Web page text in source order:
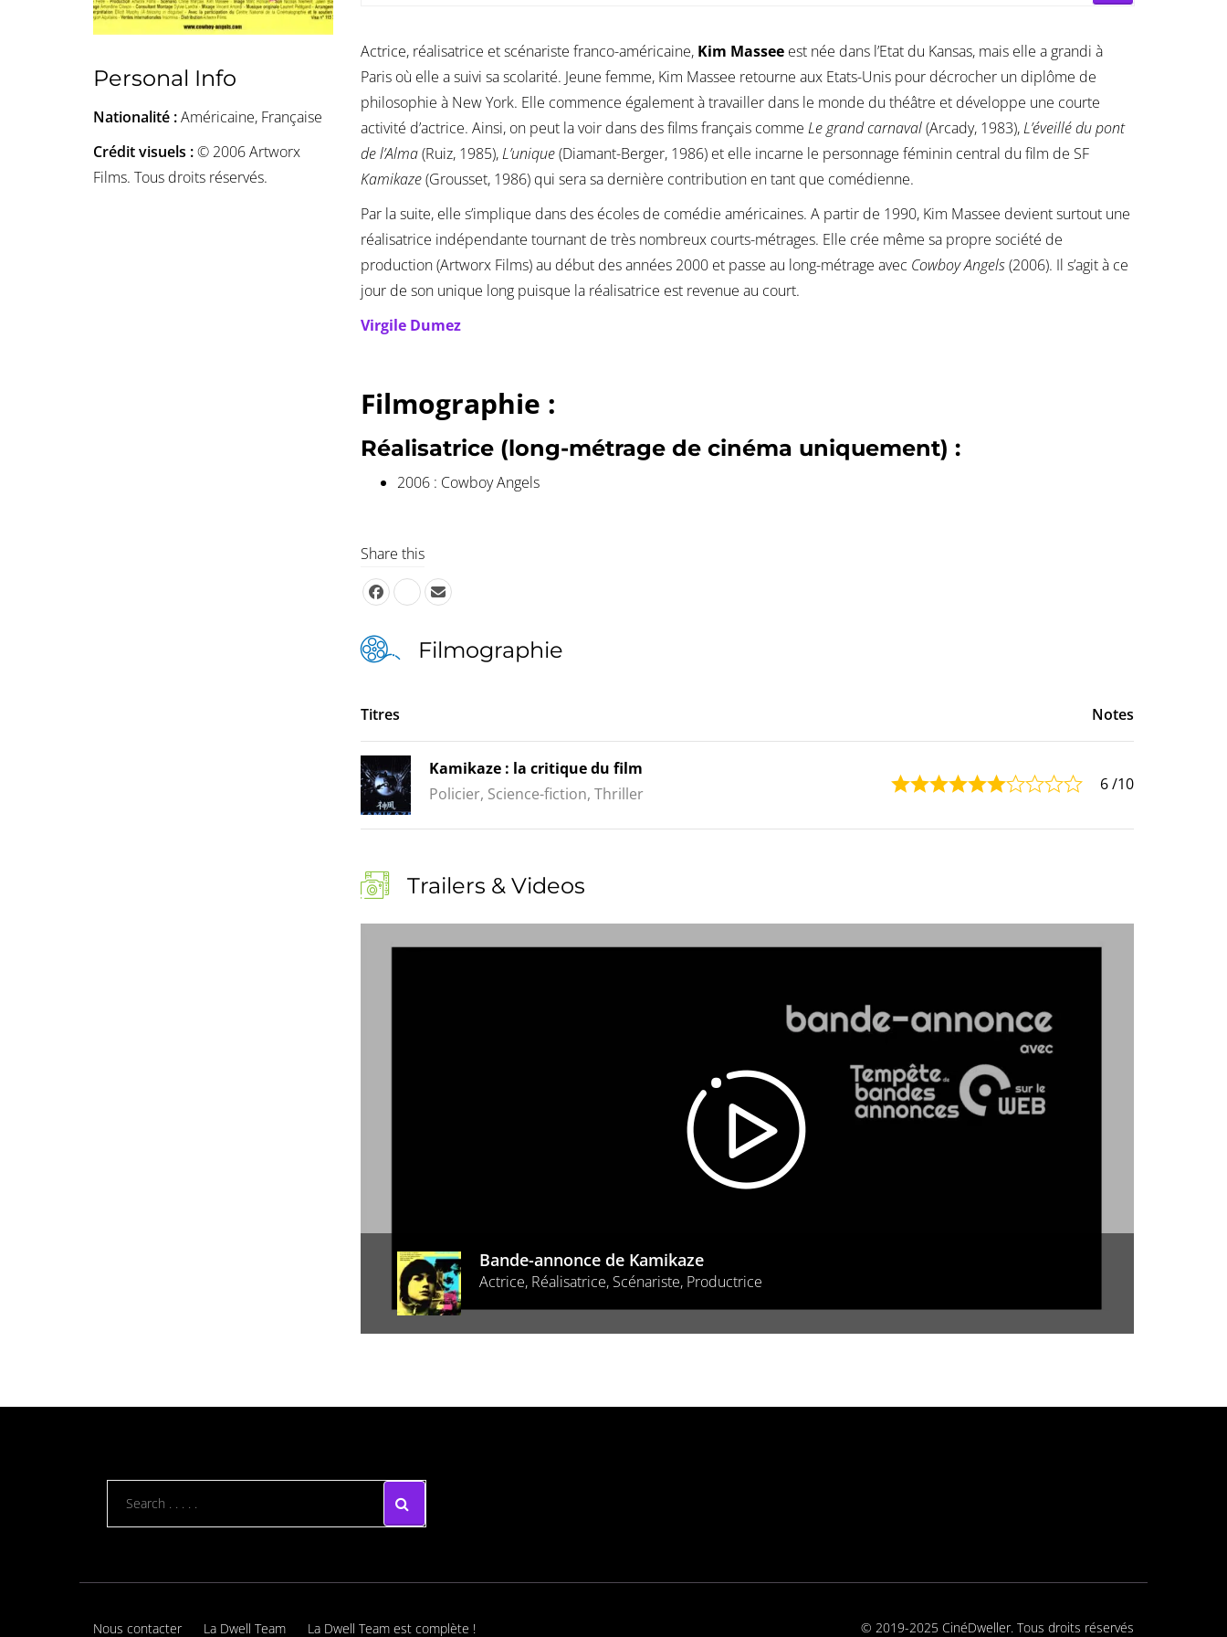
Personal Info
Nationalité :Américaine, Française
Crédit visuels :© 2006 Artworx
Films. Tous droits réservés.
Actrice, réalisatrice et scénariste franco-américaine, Kim Massee est née dans l’Etat du Kansas, mais elle a grandi à
Paris où elle a suivi sa scolarité. Jeune femme, Kim Massee retourne aux Etats-Unis pour décrocher un diplôme de
philosophie à New York. Elle commence également à travailler dans le monde du théâtre et développe une courte
activité d’actrice. Ainsi, on peut la voir dans des films français comme Le grand carnaval(Arcady, 1983),L’éveillé du pont
de l’Alma(Ruiz, 1985),L’unique(Diamant-Berger, 1986) et elle incarne le personnage féminin central du film de SF
Kamikaze(Grousset, 1986) qui sera sa dernière contribution en tant que comédienne.
Par la suite, elle s’implique dans des écoles de comédie américaines. A partir de 1990, Kim Massee devient surtout une
réalisatrice indépendante tournant de très nombreux courts-métrages. Elle crée même sa propre société de
production (Artworx Films) au début des années 2000 et passe au long-métrage avec Cowboy Angels(2006). Il s’agit à ce
jour de son unique long puisque la réalisatrice est revenue au court.
Virgile Dumez
Filmographie :
Réalisatrice (long-métrage de cinéma uniquement) :
2006 : Cowboy Angels
Share this
Filmographie
Titres Notes
Kamikaze : la critique du film
Policier, Science-fiction, Thriller
6/10
Trailers & Videos
Bande-annonce de Kamikaze
Actrice, Réalisatrice, Scénariste, Productrice
Nous contacter La Dwell Team La Dwell Team est complète ! © 2019-2025 CinéDweller. Tous droits réservés